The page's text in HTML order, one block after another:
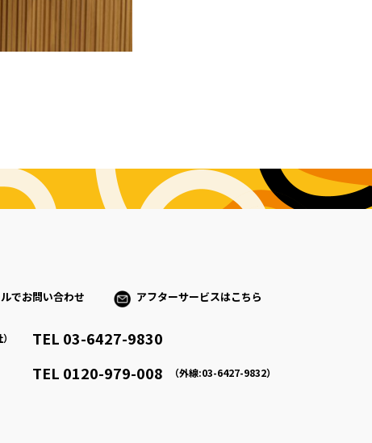
でお問い合わせ アフターサービスはこちら
TEL 03-6427-9830
TEL 0120-979-008 （外線:03-6427-9832）